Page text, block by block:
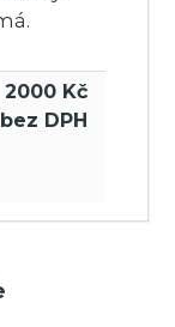
2000 Kč
bez DPH